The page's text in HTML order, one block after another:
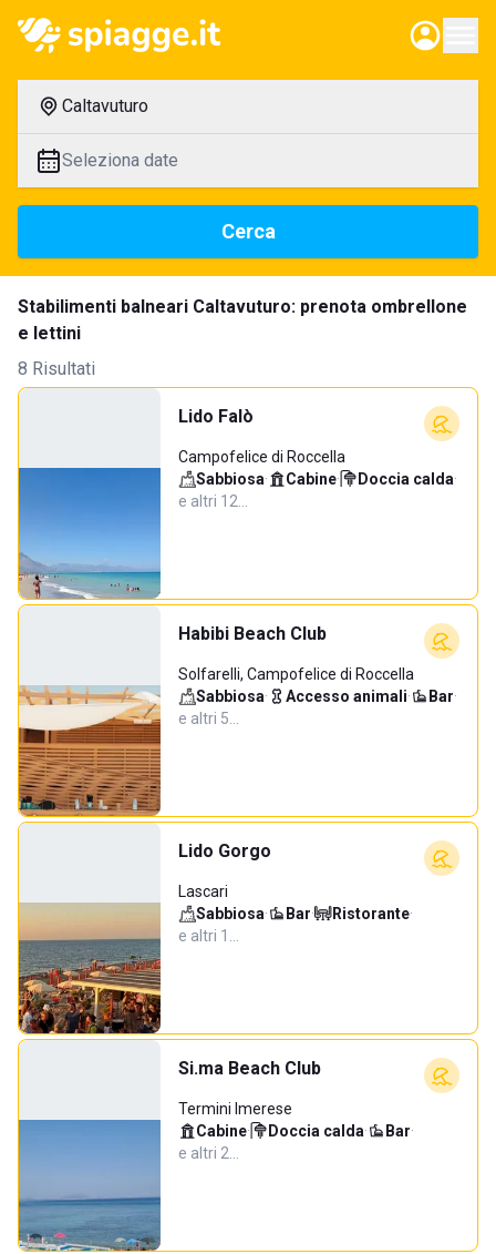
Caltavuturo
Seleziona date
Cerca
Stabilimenti balneari Caltavuturo: prenota ombrellone
e lettini
8 Risultati
Lido Falò
Campofelice di Roccella
Sabbiosa· Cabine· Doccia calda·
e altri 12…
Habibi Beach Club
Solfarelli, Campofelice di Roccella
Sabbiosa· Accesso animali· Bar·
e altri 5…
Lido Gorgo
Lascari
Sabbiosa· Bar· Ristorante·
e altri 1…
Si.ma Beach Club
Termini Imerese
Cabine· Doccia calda· Bar·
e altri 2…